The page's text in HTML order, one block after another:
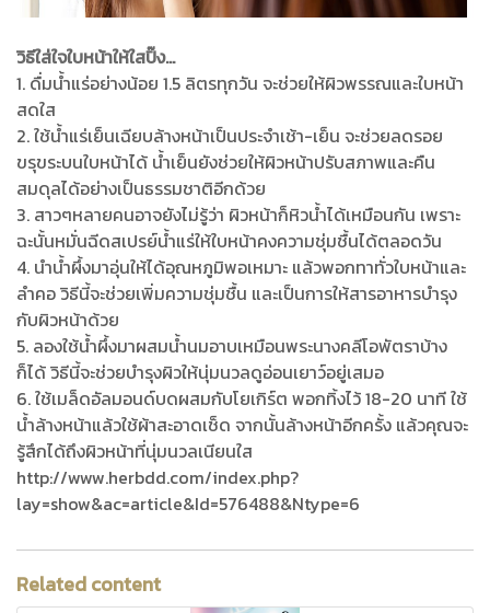
วิธีใส่ใจใบหน้าให้ใสปิ๊ง...
1. ดื่มน้ำแร่อย่างน้อย 1.5 ลิตรทุกวัน จะช่วยให้ผิวพรรณและใบหน้า
สดใส
2. ใช้น้ำแร่เย็นเฉียบล้างหน้าเป็นประจำเช้า-เย็น จะช่วยลดรอย
ขรุขระบนใบหน้าได้ น้ำเย็นยังช่วยให้ผิวหน้าปรับสภาพและคืน
สมดุลได้อย่างเป็นธรรมชาติอีกด้วย
3. สาวๆหลายคนอาจยังไม่รู้ว่า ผิวหน้าก็หิวน้ำได้เหมือนกัน เพราะ
ฉะนั้นหมั่นฉีดสเปรย์น้ำแร่ให้ใบหน้าคงความชุ่มชื้นได้ตลอดวัน
4. นำน้ำผึ้งมาอุ่นให้ได้อุณหภูมิพอเหมาะ แล้วพอกทาทั่วใบหน้าและ
ลำคอ วิธีนี้จะช่วยเพิ่มความชุ่มชื้น และเป็นการให้สารอาหารบำรุง
กับผิวหน้าด้วย
5. ลองใช้น้ำผึ้งมาผสมน้ำนมอาบเหมือนพระนางคลีโอพัตราบ้าง
ก็ได้ วิธีนี้จะช่วยบำรุงผิวให้นุ่มนวลดูอ่อนเยาว์อยู่เสมอ
6. ใช้เมล็ดอัลมอนด์บดผสมกับโยเกิร์ต พอกทิ้งไว้ 18-20 นาที ใช้
น้ำล้างหน้าแล้วใช้ผ้าสะอาดเช็ด จากนั้นล้างหน้าอีกครั้ง แล้วคุณจะ
รู้สึกได้ถึงผิวหน้าที่นุ่มนวลเนียนใส
http://www.herbdd.com/index.php?
lay=show&ac=article&Id=576488&Ntype=6
Related content